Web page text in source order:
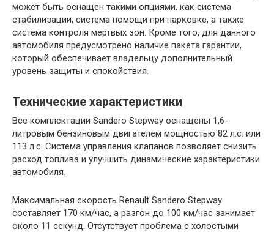
может быть оснащен такими опциями, как система
стабилизации, система помощи при парковке, а также
система контроля мертвых зон. Кроме того, для данного
автомобиля предусмотрено наличие пакета гарантии,
который обеспечивает владельцу дополнительный
уровень защиты и спокойствия.
Технические характеристики
Все комплектации Sandero Stepway оснащены 1,6-
литровым бензиновым двигателем мощностью 82 л.с. или
113 л.с. Система управления клапанов позволяет снизить
расход топлива и улучшить динамические характеристики
автомобиля.
Максимальная скорость Renault Sandero Stepway
составляет 170 км/час, а разгон до 100 км/час занимает
около 11 секунд. Отсутствует проблема с холостыми